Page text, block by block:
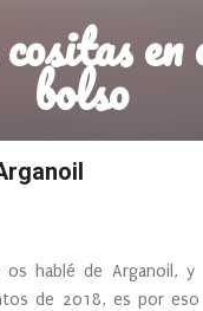
Ir al contenido principalen
bolso
os hablé de Arganoil,
de 2018, es por